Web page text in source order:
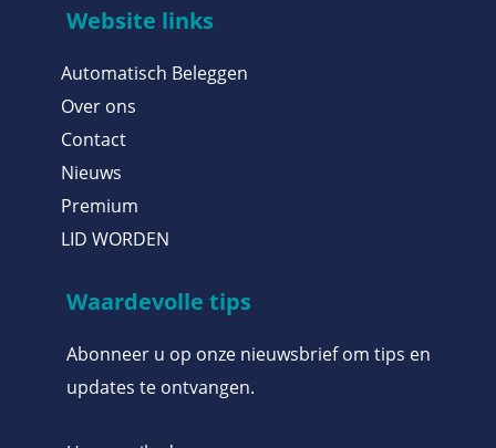
Website links
Automatisch Beleggen
Over ons
Contact
Nieuws
Premium
LID WORDEN
Waardevolle tips
Abonneer u op onze nieuwsbrief om tips en
updates te ontvangen.